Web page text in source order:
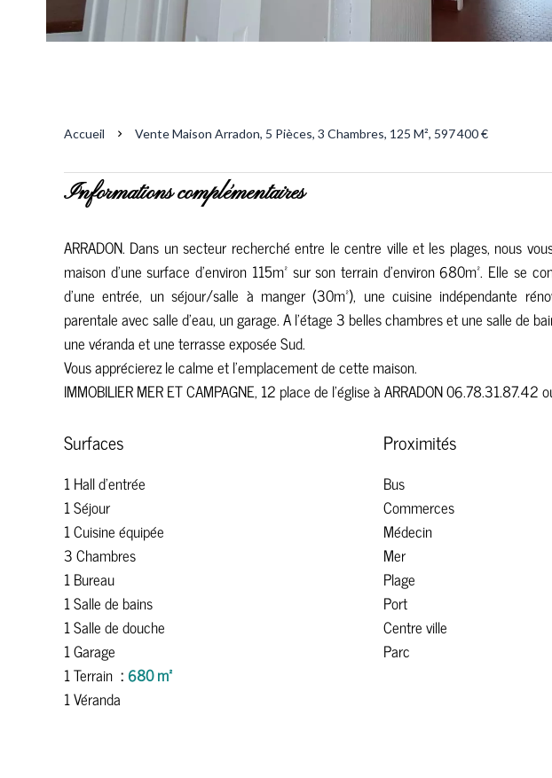
Accueil Vente Maison Arradon, 5 Pièces, 3 Chambres, 125 M², 597 400 €
Informations complémentaires
ARRADON. Dans un secteur recherché entre le centre ville et les plages, nous
maison d'une surface d'environ 115m² sur son terrain d'environ 680m². Elle se
d'une entrée, un séjour/salle à manger (30m²), une cuisine indépendante
parentale avec salle d'eau, un garage. A l'étage 3 belles chambres et une salle de
une véranda et une terrasse exposée Sud.
Vous apprécierez le calme et l'emplacement de cette maison.
IMMOBILIER MER ET CAMPAGNE, 12 place de l'église à ARRADON 06.78.31.87.42
Surfaces
1 Hall d'entrée
1 Séjour
1 Cuisine équipée
3 Chambres
1 Bureau
1 Salle de bains
1 Salle de douche
1 Garage
1 Terrain
680 m²
1 Véranda
Proximités
Bus
Commerces
Médecin
Mer
Plage
Port
Centre ville
Parc